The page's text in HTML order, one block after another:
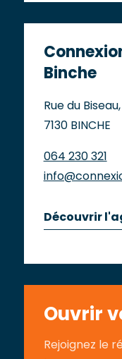
Binche
Rue du
7130 BINCHE
064 230 321
Découvrir
Ouvrir
Rejoignez le